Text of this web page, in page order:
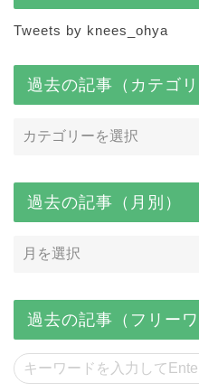
Tweets by knees_ohya
過去の記事（カテゴリ
過去の記事（月別）
過去の記事（フリーワ